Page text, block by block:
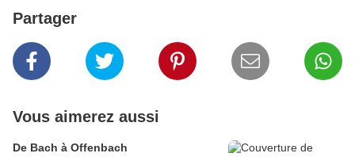
Partager
Vous aimerez aussi
De Bach à Offenbach